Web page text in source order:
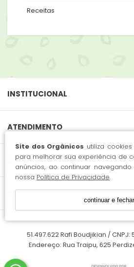
Site dos Orgânicos utiliza
para melhorar sua experiência de
anúncios, ao continuar
nossa Política de Privacidade.
continuar e fechar
Receitas
INSTITUCIONAL
ATENDIMENTO
CONTATO
SELOS
51.497.622 Rafi Boudjikian / CNPJ:
Endereço: Rua Traipu, 625